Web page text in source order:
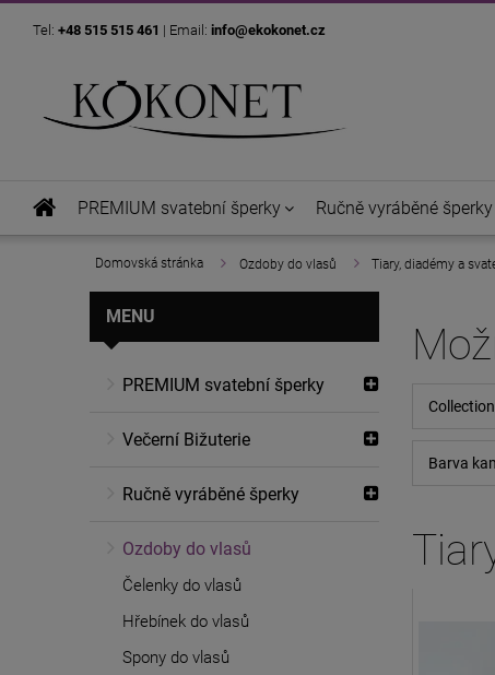
Tel: +48 515 515 461 | Email: info@ekokonet.cz
PREMIUM svatební šperky Ručně vyráběné šperky
Domovská stránka Ozdoby do vlasů Tiary, diadémy a
MENU
PREMIUM svatební šperky
Večerní Bižuterie
Ručně vyráběné šperky
Ozdoby do vlasů
Čelenky do vlasů
Hřebínek do vlasů
Spony do vlasů
Barva